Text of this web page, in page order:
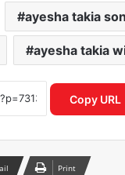
ayesha takia
ayesha takia
Copy URL
Print